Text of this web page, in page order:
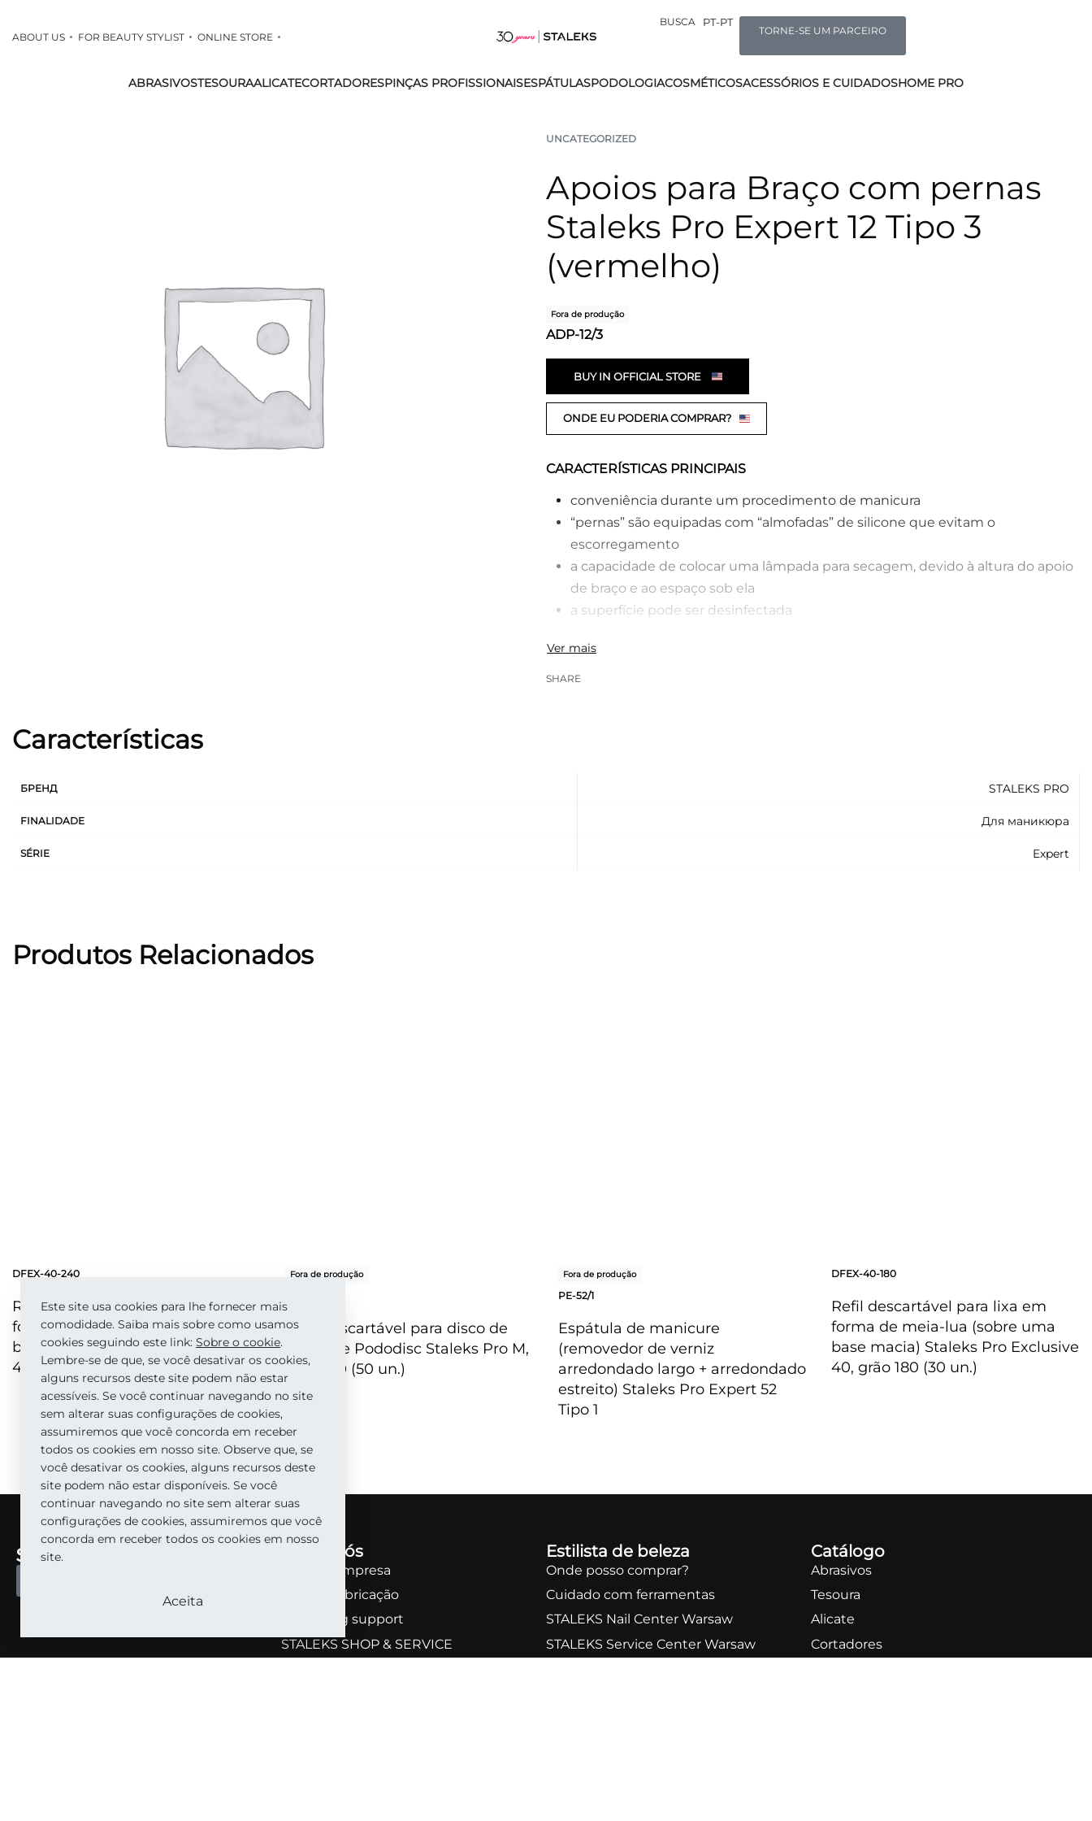
ABOUT US FOR BEAUTY STYLIST ONLINE STORE
BUSCA PT-PT
TORNE-SE UM PARCEIRO
ABRASIVOSTESOURAALICATECORTADORESPINÇAS PROFISSIONAISESPÁTULASPODOLOGIACOSMÉTICOSACESSÓRIOS E CUIDADOSHOME PRO
UNCATEGORIZED
Apoios para Braço com pernas
Staleks Pro Expert 12 Tipo 3
(vermelho)
Fora de produção
ADP-12/3
BUY IN OFFICIAL STORE
ONDE EU PODERIA COMPRAR?
CARACTERÍSTICAS PRINCIPAIS
conveniência durante um procedimento de manicura
“pernas” são equipadas com “almofadas” de silicone que evitam o
escorregamento
a capacidade de colocar uma lâmpada para secagem, devido à altura do apoio
de braço e ao espaço sob ela
a superfície pode ser desinfectada
SHARE
Características
БРЕНД STALEKS PRO
FINALIDADE Для маникюра
SÉRIE Expert
Produtos Relacionados
DFEX-40-240
Refil descartável para lixa em
forma de meia-lua (sobre uma
base macia) Staleks Pro Exclusive
40, grão 240 (30 un.)
OLHADA RÁPIDA
Fora de produção
Refil descartável para disco de
pedicure Pododisc Staleks Pro M,
grão 100 (50 un.)
Fora de produção
PE-52/1
Espátula de manicure
(removedor de verniz
arredondado largo + arredondado
estreito) Staleks Pro Expert 52
Tipo 1
DFEX-40-180
Refil descartável para lixa em
forma de meia-lua (sobre uma
base macia) Staleks Pro Exclusive
40, grão 180 (30 un.)
Sobre nós
Sobre a empresa
Sobre a fabricação
Marketing support
STALEKS SHOP & SERVICE
Estilista de beleza
Onde posso comprar?
Cuidado com ferramentas
STALEKS Nail Center Warsaw
STALEKS Service Center Warsaw
Catálogo
Abrasivos
Tesoura
Alicate
Cortadores
Este site usa cookies para lhe fornecer mais
comodidade. Saiba mais sobre como usamos
cookies seguindo este link: Sobre o сookie.
Lembre-se de que, se você desativar os cookies,
alguns recursos deste site podem não estar
acessíveis. Se você continuar navegando no site
sem alterar suas configurações de cookies,
assumiremos que você concorda em receber
todos os cookies em nosso site. Observe que, se
você desativar os cookies, alguns recursos deste
site podem não estar disponíveis. Se você
continuar navegando no site sem alterar suas
configurações de cookies, assumiremos que você
concorda em receber todos os cookies em nosso
site.
Aceita